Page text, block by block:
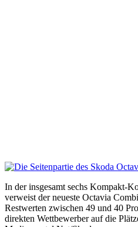
In der insgesamt sechs Kompakt-
verweist der neueste Octavia
Restwerten zwischen 49 und 40
direkten Wettbewerber auf die